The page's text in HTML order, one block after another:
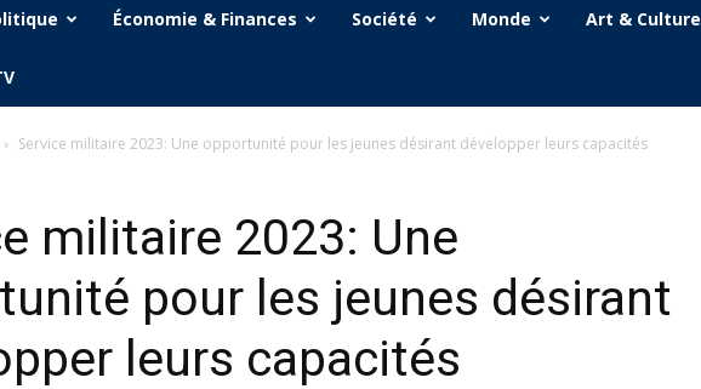
Économie & Finances Société Monde Art & Culture
Service militaire 2023: Une opportunité pour les jeunes désirant développer leurs capacités
militaire 2023: Une
pour les jeunes désirant
leurs capacités